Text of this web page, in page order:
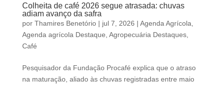
Colheita de café 2026 segue atrasada: chuvas
adiam avanço da safra
por Thamires Benetório| jul 7, 2026 | Agenda Agrícola,
Agenda agrícola Destaque, Agropecuária Destaques,
Café
Pesquisador da Fundação Procafé explica que o atraso
na maturação, aliado às chuvas registradas entre maio